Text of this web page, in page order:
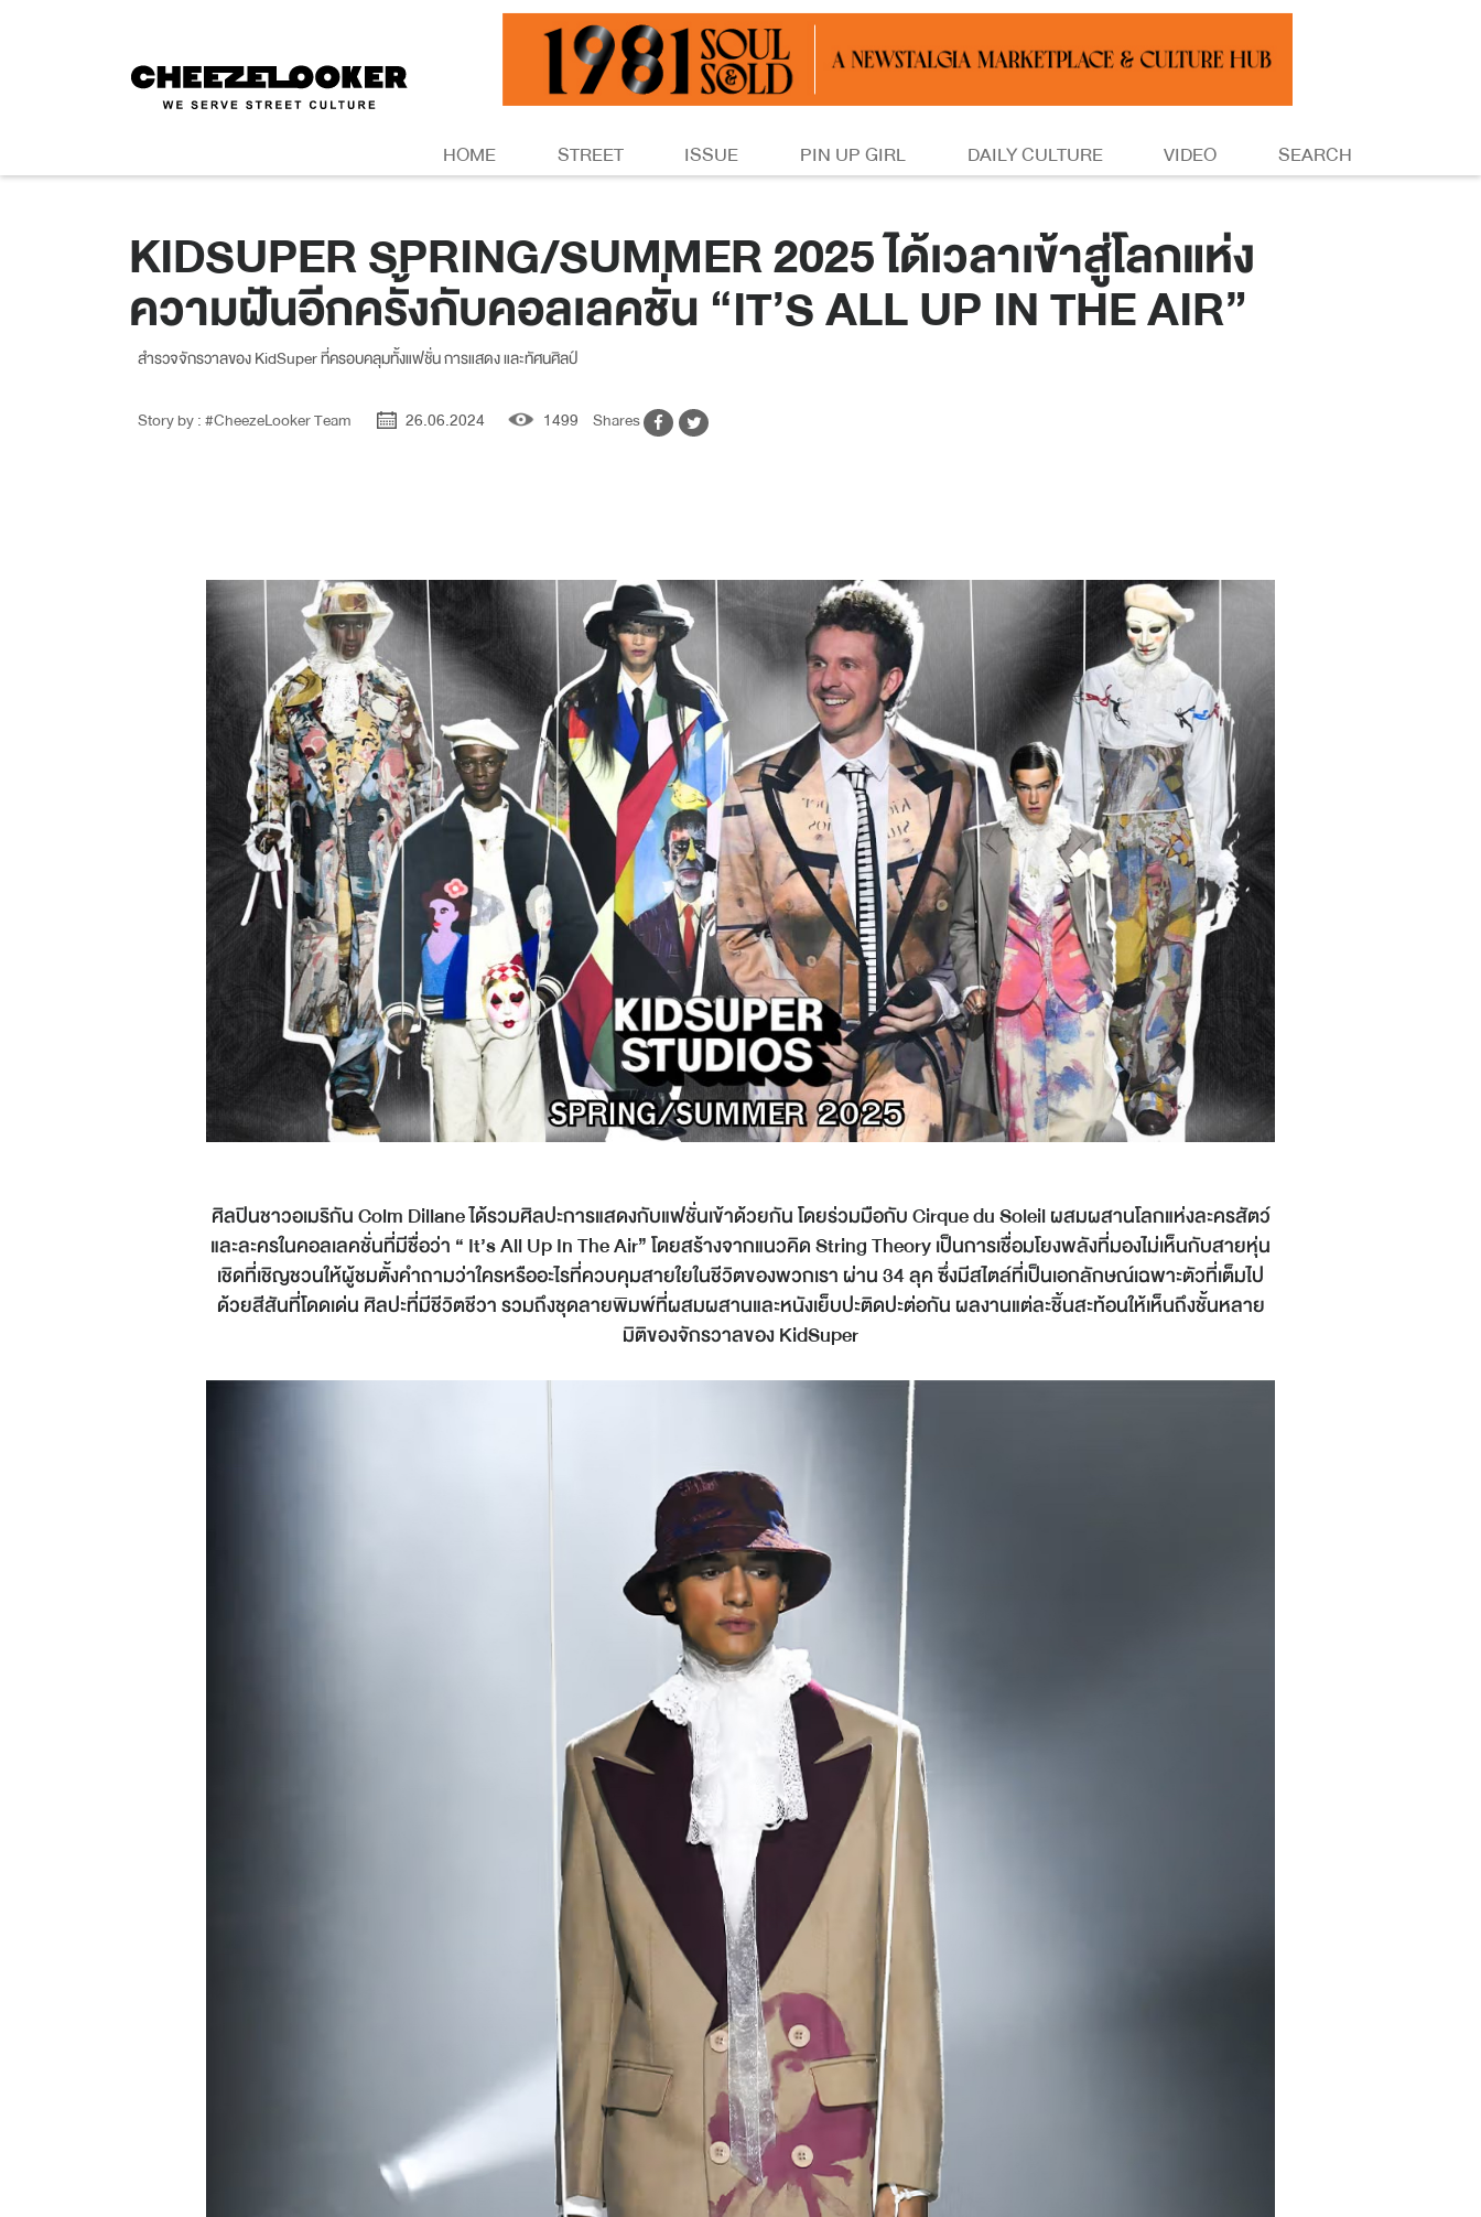
HOME STREET ISSUE PIN UP GIRL DAILY CULTURE VIDEO SEARCH
KIDSUPER SPRING/SUMMER 2025 ได้เวลาเข้าสู่โลกแห่ง
ความฝันอีกครั้งกับคอลเลคชั่น “IT’S ALL UP IN THE AIR”
สำรวจจักรวาลของ KidSuper ที่ครอบคลุมทั้งแฟชั่น การแสดง และทัศนศิลป์
Story by : #CheezeLooker Team 26.06.2024 1499 Shares
ศิลปินชาวอเมริกัน Colm Dillane ได้รวมศิลปะการแสดงกับแฟชั่นเข้าด้วยกัน โดยร่วมมือกับ Cirque du Soleil ผสมผสานโลกแห่งละครสัตว์
และละครในคอลเลคชั่นที่มีชื่อว่า “ It’s All Up In The Air” โดยสร้างจากแนวคิด String Theory เป็นการเชื่อมโยงพลังที่มองไม่เห็นกับสายหุ่น
เชิดที่เชิญชวนให้ผู้ชมตั้งคำถามว่าใครหรืออะไรที่ควบคุมสายใยในชีวิตของพวกเรา ผ่าน 34 ลุค ซึ่งมีสไตล์ที่เป็นเอกลักษณ์เฉพาะตัวที่เต็มไป
ด้วยสีสันที่โดดเด่น ศิลปะที่มีชีวิตชีวา รวมถึงชุดลายพิมพ์ที่ผสมผสานและหนังเย็บปะติดปะต่อกัน ผลงานแต่ละชิ้นสะท้อนให้เห็นถึงชั้นหลาย
มิติของจักรวาลของ KidSuper